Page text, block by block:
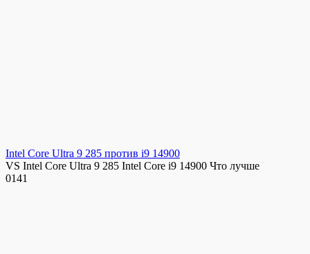
Intel Core Ultra 9 285 против i9 14900
VS Intel Core Ultra 9 285 Intel Core i9 14900 Что лучше
0141